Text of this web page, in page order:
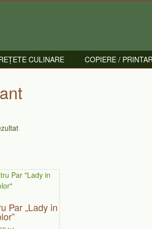
CULINARE COPIERE /
Par „Lady in